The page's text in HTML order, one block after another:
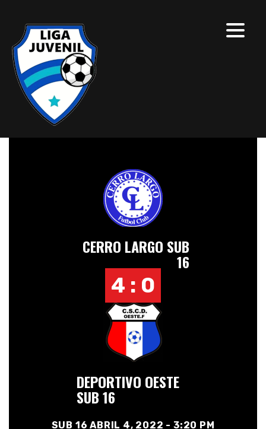
CERRO LARGO SUB
16
4 : 0
DEPORTIVO OESTE
SUB 16
SUB 16 ABRIL 4, 2022 - 3:20 PM